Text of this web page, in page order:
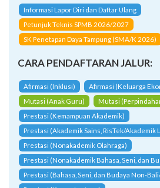
Informasi Lapor Diri dan Daftar Ulang
Petunjuk Teknis SPMB 2026/2027
SK Penetapan Daya Tampung (SMA/K 2026)
CARA PENDAFTARAN JALUR:
Afirmasi (Inklusi)
Afirmasi (Keluarga
Mutasi (Anak Guru)
Mutasi
Prestasi (Kemampuan Akademik)
Prestasi (Akademik Sains, RisTek/Akademik
Prestasi (Nonakademik Olahraga)
Prestasi (Nonakademik Bahasa, Seni, dan
Prestasi (Bahasa, Seni, dan Budaya Non-